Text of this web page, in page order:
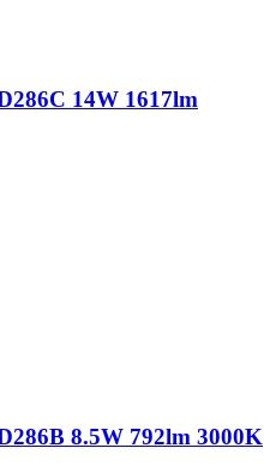
14W 1617lm
8.5W 792lm 3000K